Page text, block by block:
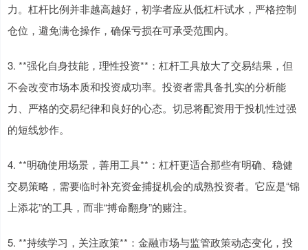
力。杠杆比例并非越高越好，初学者应从低杠杆试水，严格控制
仓位，避免满仓操作，确保亏损在可承受范围内。
3. **强化自身技能，理性投资**：杠杆工具放大了交易结果，但
不会改变市场本质和投资成功率。投资者需具备扎实的分析能
力、严格的交易纪律和良好的心态。切忌将配资用于投机性过强
的短线炒作。
4. **明确使用场景，善用工具**：杠杆更适合那些有明确、稳健
交易策略，需要临时补充资金捕捉机会的成熟投资者。它应是“锦
上添花”的工具，而非“搏命翻身”的赌注。
5. **持续学习，关注政策**：金融市场与监管政策动态变化，投